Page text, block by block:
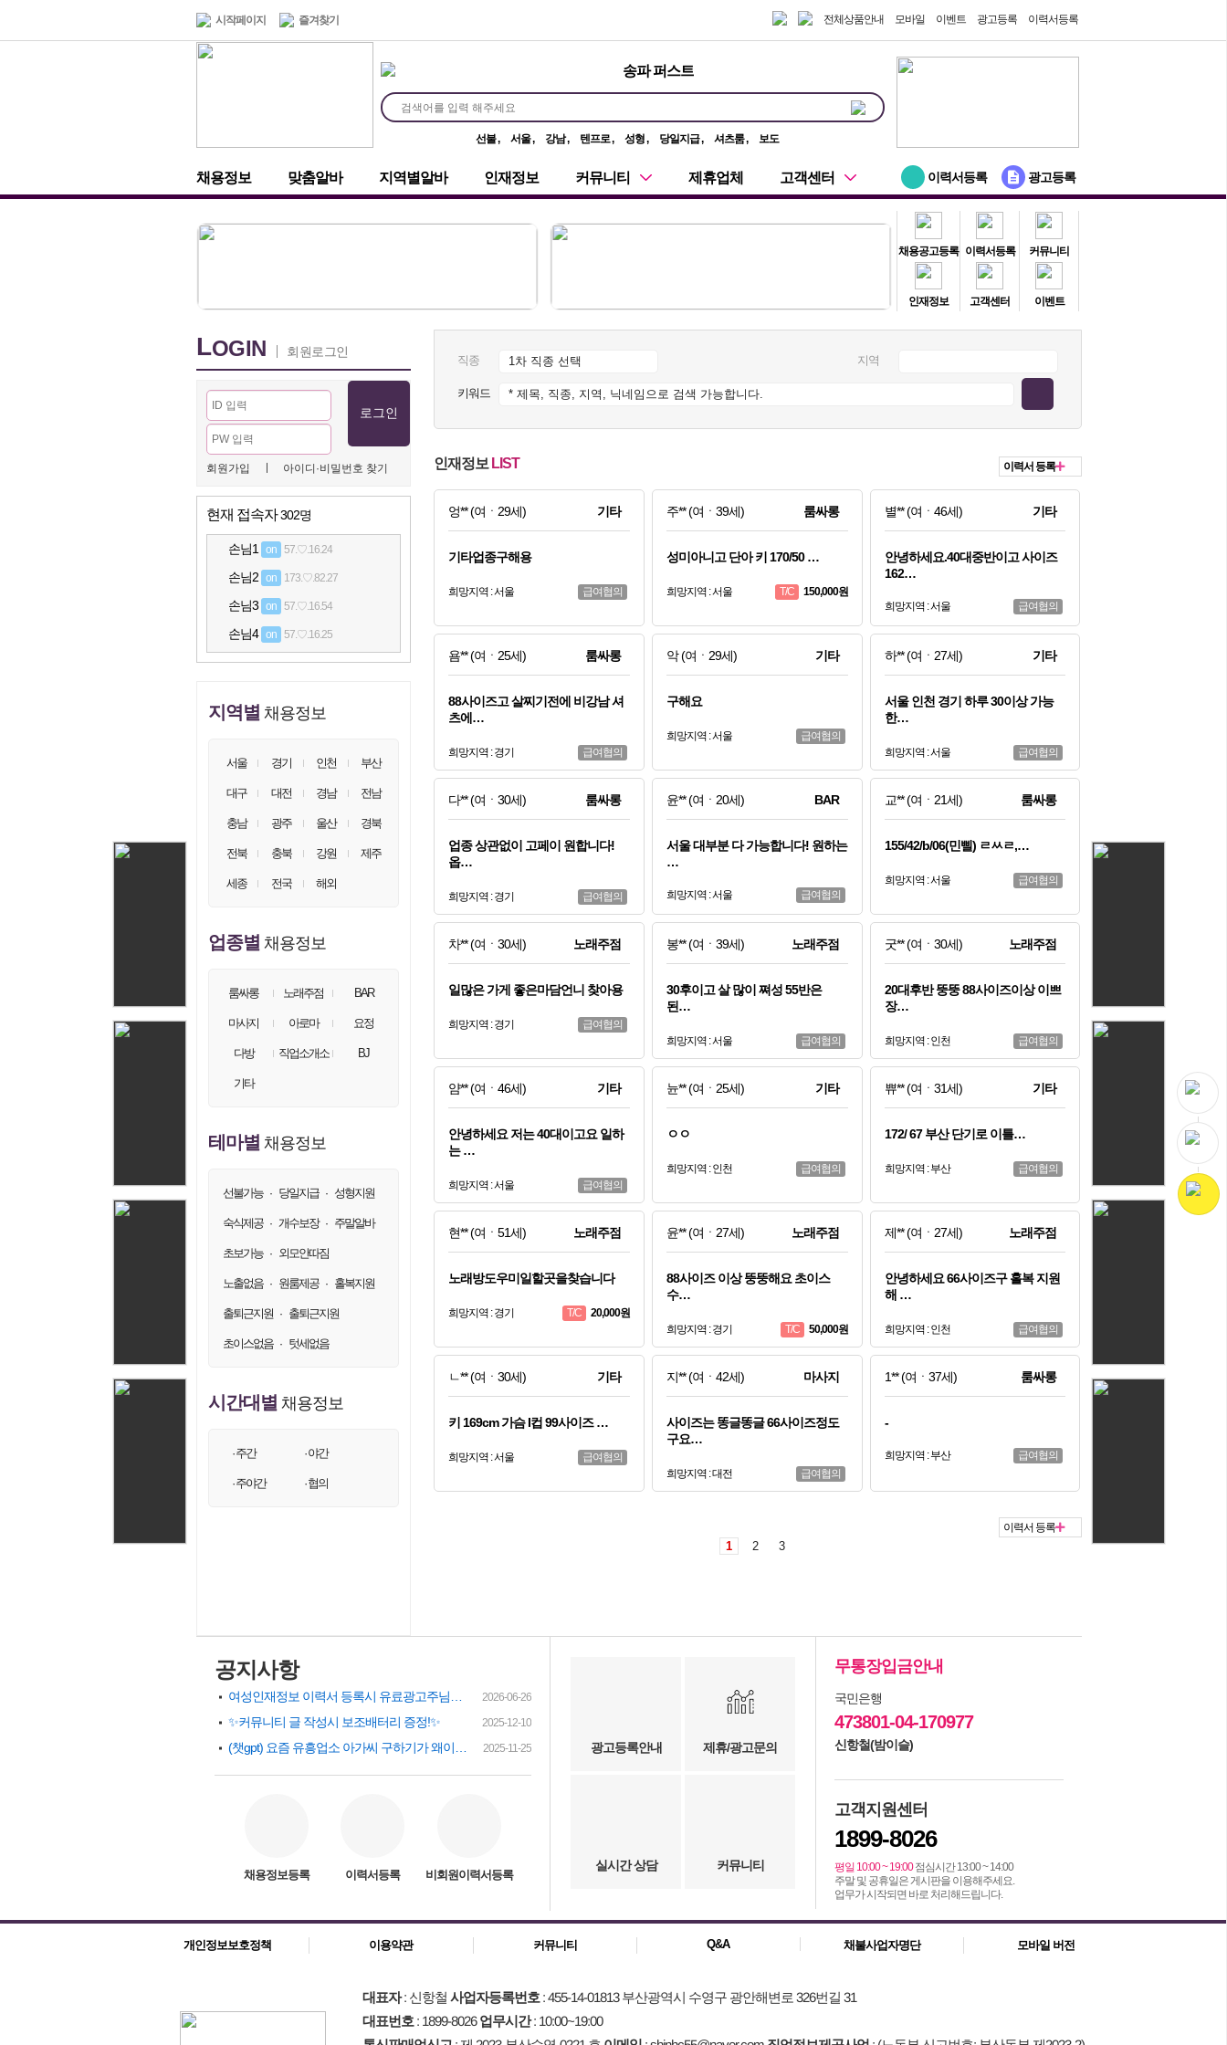
시작페이지 즐겨찾기 전체상품안내 모바일 이벤트 광고등록 이력서등록
해운대 고구려 실장멤버 마담 구함
송파 퍼스트
선불 서울 강남 텐프로 성형 당일지급 셔츠룸 보도
채용정보 맞춤알바 지역별알바 인재정보 커뮤니티 제휴업체 고객센터 이력서등록 광고등록
채용공고등록 이력서등록 커뮤니티
인재정보 고객센터 이벤트
LOGIN 회원로그인
회원가입 아이디·비밀번호 찾기
현재 접속자302명
손님1 on 57.♡.16.24
손님2 on 173.♡.82.27
손님3 on 57.♡.16.54
손님4 on 57.♡.16.25
손님5 on 173.♡.82.60
손님7 on 57.♡.16.17
손님10
손님11 on 57.♡.16.56
손님12 on 57.♡.16.115
손님13 on 57.♡.16.11
손님15 on 57.♡.16.107
손님17 57.♡.16.29
손님18 on 57.♡.16.34
손님19 on 116.♡.32.99
손님20
손님22 on 57.♡.16.28
손님24 on 57.♡.16.59
손님25 on 57.♡.16.4
손님26 on 57.♡.16.32
손님27 on 57.♡.16.97
손님28 on 57.♡.16.93
손님29 on 57.♡.16.96
손님31 on 57.♡.16.55
손님33 57.♡.16.6
손님34 57.♡.16.50
손님41 on 57.♡.16.111
손님48 on 57.♡.16.90
57.♡.16.8
지역별 채용정보
서울 경기 인천 부산
대구 대전 경남 전남
충남 광주 울산 경북
전북 충북 강원 제주
세종 전국 해외
업종별 채용정보
룸싸롱 노래주점 BAR
마사지 아로마 요정
다방 직업소개소 BJ
기타
테마별 채용정보
선불가능 · 당일지급 · 성형지원
숙식제공 · 개수보장 · 주말알바
초보가능 · 외모안따짐
노출없음 · 원룸제공 · 홀복지원
출퇴근지원 · 출퇴근지원
초이스없음 · 텃세없음
시간대별 채용정보
· 주간 · 야간
· 주야간 · 협의
직종 지역
키워드
인재정보 LIST 이력서 등록
엉**(여ㆍ29세) 기타
기타업종구해용
희망지역 : 서울 급여협의
주**(여ㆍ39세) 룸싸롱
성미아니고 단아 키 170/50 …
희망지역 : 서울 T/C 150,000원
별**(여ㆍ46세) 기타
안녕하세요.40대중반이고 사이즈
162…
희망지역 : 서울 급여협의
욤**(여ㆍ25세) 룸싸롱
88사이즈고 살찌기전에 비강남 셔
츠에…
희망지역 : 경기 급여협의
악(여ㆍ29세) 기타
구해요
희망지역 : 서울 급여협의
하**(여ㆍ27세) 기타
서울 인천 경기 하루 30이상 가능
한…
희망지역 : 서울 급여협의
다**(여ㆍ30세) 룸싸롱
업종 상관없이 고페이 원합니다!
옵…
희망지역 : 경기 급여협의
윤**(여ㆍ20세) BAR
서울 대부분 다 가능합니다! 원하는
…
희망지역 : 서울 급여협의
교**(여ㆍ21세) 룸싸롱
155/42/b/06(민삘) ㄹㅆㄹ,…
희망지역 : 서울 급여협의
차**(여ㆍ30세) 노래주점
일많은 가게 좋은마담언니 찾아용
희망지역 : 경기 급여협의
봉**(여ㆍ39세) 노래주점
30후이고 살 많이 쪄성 55반은
된…
희망지역 : 서울 급여협의
굿**(여ㆍ30세) 노래주점
20대후반 뚱뚱 88사이즈이상 이쁘
장…
희망지역 : 인천 급여협의
얌**(여ㆍ46세) 기타
안녕하세요 저는 40대이고요 일하
는 …
희망지역 : 서울 급여협의
뉸**(여ㆍ25세) 기타
ㅇㅇ
희망지역 : 인천 급여협의
쀼**(여ㆍ31세) 기타
172/ 67 부산 단기로 이틀…
희망지역 : 부산 급여협의
현**(여ㆍ51세) 노래주점
노래방도우미일할곳을찾습니다
희망지역 : 경기 T/C 20,000원
윤**(여ㆍ27세) 노래주점
88사이즈 이상 뚱뚱해요 초이스
수…
희망지역 : 경기 T/C 50,000원
제**(여ㆍ27세) 노래주점
안녕하세요 66사이즈구 홀복 지원
해 …
희망지역 : 인천 급여협의
ㄴ**(여ㆍ30세) 기타
키 169cm 가슴 I컵 99사이즈 …
희망지역 : 서울 급여협의
지**(여ㆍ42세) 마사지
사이즈는 똥글똥글 66사이즈정도
구요…
희망지역 : 대전 급여협의
1**(여ㆍ37세) 룸싸롱
-
희망지역 : 부산 급여협의
이력서 등록
1 2 3
공지사항
여성인재정보 이력서 등록시 유료광고주님께 인재정보 문자갑니다! 2026-06-26
✨커뮤니티 글 작성시 보조배터리 증정!✨ 2025-12-10
(챗gpt) 요즘 유흥업소 아가씨 구하기가 왜이리 힘들까요? 원인이 무엇이 잇을까요? 2025-11-25
채용정보등록 이력서등록 비회원이력서등록
광고등록안내 제휴/광고문의
실시간 상담 커뮤니티
무통장입금안내
국민은행
473801-04-170977
신항철(밤이슬)
고객지원센터
1899-8026
평일 10:00 ~ 19:00점심시간 13:00 ~ 14:00
주말 및 공휴일은 게시판을 이용해주세요.
업무가 시작되면 바로 처리해드립니다.
개인정보보호정책 이용약관 커뮤니티 Q&A 채불사업자명단 모바일 버전
대표자: 신항철사업자등록번호 : 455-14-01813 부산광역시 수영구 광안해변로 326번길 31
대표번호 : 1899-8026업무시간: 10:00~19:00